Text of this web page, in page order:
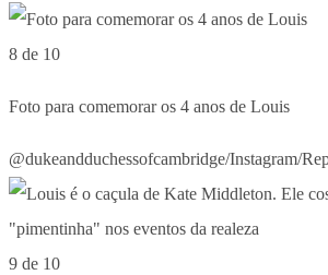
8 de 10
Foto para comemorar os 4 anos de Louis
@dukeandduchessofcambridge/Instagram/
9 de 10